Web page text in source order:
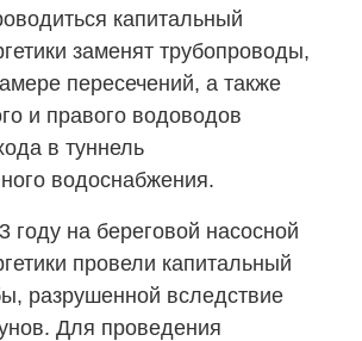
капитальный
заменят трубопроводы,
пересечений, а также
и правого водоводов
в туннель
водоснабжения.
году на береговой насосной
провели капитальный
разрушенной вследствие
Для проведения